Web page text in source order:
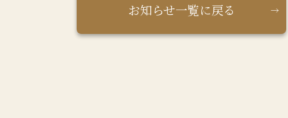
お知らせ一覧に戻る